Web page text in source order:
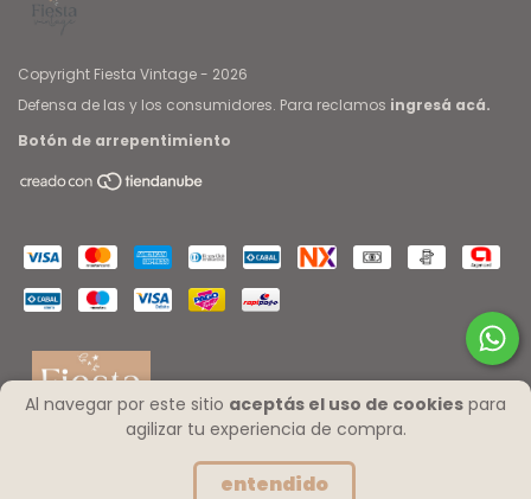
Al navegar por este sitio aceptás el uso de cookies para
agilizar tu experiencia de compra.
entendido
Copyright Fiesta Vintage - 2026
Defensa de las y los consumidores. Para reclamos ingresá acá.
Botón de arrepentimiento